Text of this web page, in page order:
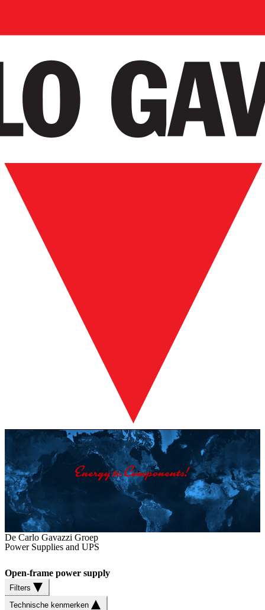
De Carlo Gavazzi Groep
Power Supplies and UPS
Open-frame power supply
Filters
Technische kenmerken